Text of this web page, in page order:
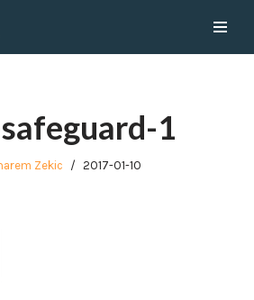
1
Zekic 2017-01-10